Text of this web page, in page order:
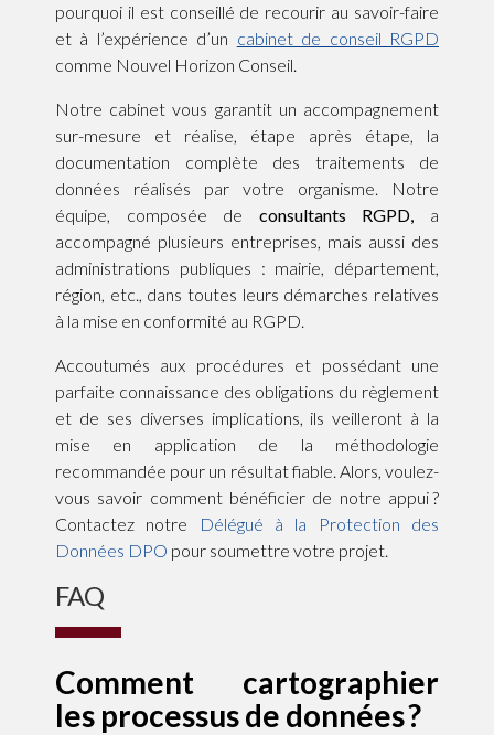
pourquoi il est conseillé de recourir au savoir-faire
et à l’expérience d’un cabinet de conseil RGPD
comme Nouvel Horizon Conseil.
Notre cabinet vous garantit un accompagnement
sur-mesure et réalise, étape après étape, la
documentation complète des traitements de
données réalisés par votre organisme. Notre
équipe, composée de consultants RGPD, a
accompagné plusieurs entreprises, mais aussi des
administrations publiques : mairie, département,
région, etc., dans toutes leurs démarches relatives
à la mise en conformité au RGPD.
Accoutumés aux procédures et possédant une
parfaite connaissance des obligations du règlement
et de ses diverses implications, ils veilleront à la
mise en application de la méthodologie
recommandée pour un résultat fiable. Alors, voulez-
vous savoir comment bénéficier de notre appui ?
Contactez notre
Délégué à la Protection des
Données DPO pour soumettre votre projet.
FAQ
Comment cartographier
les processus de données ?